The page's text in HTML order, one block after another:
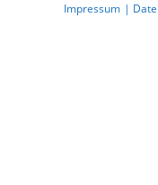
Impressum |